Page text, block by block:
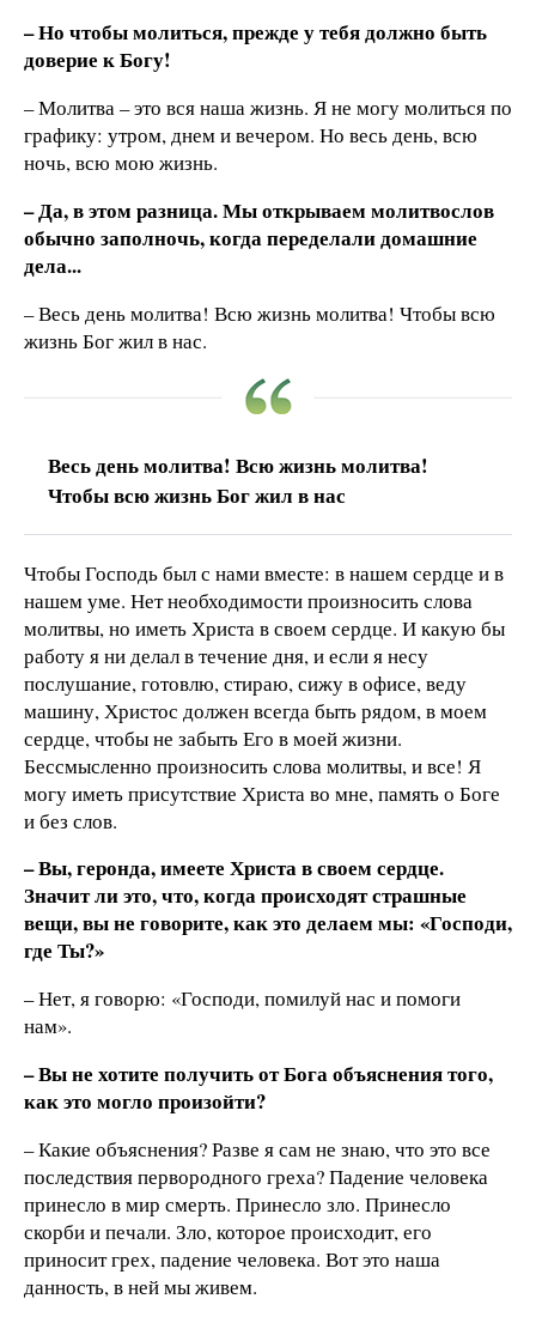
– Но чтобы молиться, прежде у тебя должно быть
доверие к Богу!
– Молитва – это вся наша жизнь. Я не могу молиться по
графику: утром, днем и вечером. Но весь день, всю
ночь, всю мою жизнь.
– Да, в этом разница. Мы открываем молитвослов
обычно заполночь, когда переделали домашние
дела...
– Весь день молитва! Всю жизнь молитва! Чтобы всю
жизнь Бог жил в нас.
Весь день молитва! Всю жизнь молитва!
Чтобы всю жизнь Бог жил в нас
Чтобы Господь был с нами вместе: в нашем сердце и в
нашем уме. Нет необходимости произносить слова
молитвы, но иметь Христа в своем сердце. И какую бы
работу я ни делал в течение дня, и если я несу
послушание, готовлю, стираю, сижу в офисе, веду
машину, Христос должен всегда быть рядом, в моем
сердце, чтобы не забыть Его в моей жизни.
Бессмысленно произносить слова молитвы, и все! Я
могу иметь присутствие Христа во мне, память о Боге
и без слов.
– Вы, геронда, имеете Христа в своем сердце.
Значит ли это, что, когда происходят страшные
вещи, вы не говорите, как это делаем мы: «Господи,
где Ты?»
– Нет, я говорю: «Господи, помилуй нас и помоги
нам».
– Вы не хотите получить от Бога объяснения того,
как это могло произойти?
– Какие объяснения? Разве я сам не знаю, что это все
последствия первородного греха? Падение человека
принесло в мир смерть. Принесло зло. Принесло
скорби и печали. Зло, которое происходит, его
приносит грех, падение человека. Вот это наша
данность, в ней мы живем.